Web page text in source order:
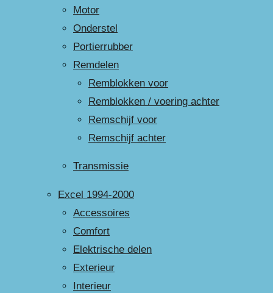
Motor
Onderstel
Portierrubber
Remdelen
Remblokken voor
Remblokken / voering achter
Remschijf voor
Remschijf achter
Transmissie
Excel 1994-2000
Accessoires
Comfort
Elektrische delen
Exterieur
Interieur